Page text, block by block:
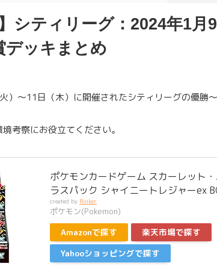
シティリーグ：2024年1月
デッキまとめ
）～11日（木）に開催されたシティリーグの優勝
考察にお役立てください。
ポケモンカードゲーム スカーレット
ラスパック シャイニートレジャーex
created by Rinker
ポケモン(Pokemon)
Amazonで探す
楽天市場で探す
Yahooショッピングで探す